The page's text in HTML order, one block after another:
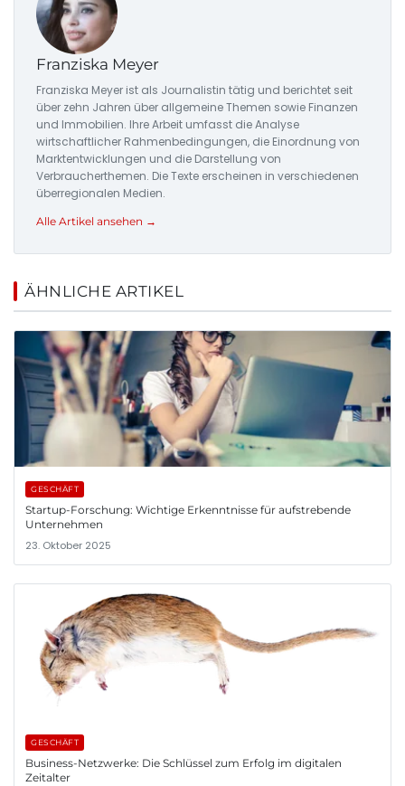
Franziska Meyer
Franziska Meyer ist als Journalistin tätig und berichtet seit
über zehn Jahren über allgemeine Themen sowie Finanzen
und Immobilien. Ihre Arbeit umfasst die Analyse
wirtschaftlicher Rahmenbedingungen, die Einordnung von
Marktentwicklungen und die Darstellung von
Verbraucherthemen. Die Texte erscheinen in verschiedenen
überregionalen Medien.
Alle Artikel ansehen →
ÄHNLICHE ARTIKEL
GESCHÄFT
Startup-Forschung: Wichtige Erkenntnisse für aufstrebende
Unternehmen
23. Oktober 2025
GESCHÄFT
Business-Netzwerke: Die Schlüssel zum Erfolg im digitalen
Zeitalter